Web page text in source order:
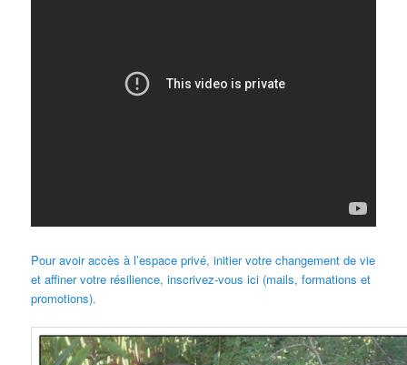
Pour avoir accès à l’espace privé, initier votre changement de vie
et affiner votre résilience, inscrivez-vous ici (mails, formations et
promotions).